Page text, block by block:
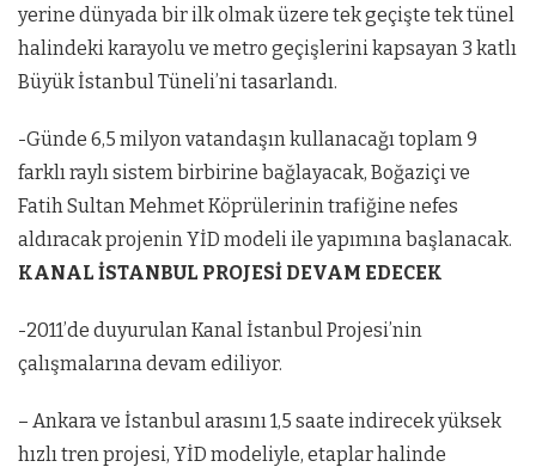
yerine dünyada bir ilk olmak üzere tek geçişte tek tünel
halindeki karayolu ve metro geçişlerini kapsayan 3 katlı
Büyük İstanbul Tüneli’ni tasarlandı.
-Günde 6,5 milyon vatandaşın kulla­nacağı toplam 9
farklı raylı sistem birbirine bağlayacak, Boğaziçi ve
Fatih Sultan Mehmet Köprülerinin trafiğine nefes
aldıracak projenin YİD modeli ile yapımına başlanacak.
KANAL İSTANBUL PROJESİ DEVAM EDECEK
-2011’de duyurulan Kanal İstanbul Proje­si’nin
çalışmalarına devam ediliyor.
– Ankara ve İstanbul arasını 1,5 saate indirecek yüksek
hızlı tren projesi, YİD modeliyle, etaplar halinde